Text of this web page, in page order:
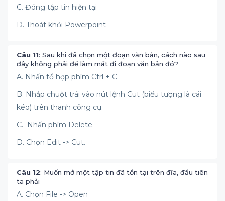
C. Đóng tập tin hiện tại
D. Thoát khỏi Powerpoint
Câu 11: Sau khi đã chọn một đoạn văn bản, cách nào sau
đây không phải để làm mất đi đoạn văn bản đó?
A. Nhấn tổ hợp phím Ctrl + C.
B. Nhắp chuột trái vào nút lệnh Cut (biểu tượng là cái
kéo) trên thanh công cụ.
C. Nhấn phím Delete.
D. Chọn Edit -> Cut.
Câu 12: Muốn mở một tập tin đã tồn tại trên đĩa, đầu tiên
ta phải
A. Chọn File -> Open